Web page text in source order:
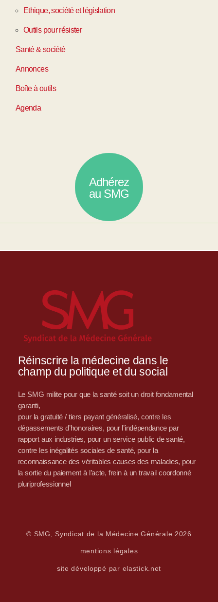
Ethique, société et législation
Outils pour résister
Santé & société
Annonces
Boîte à outils
Agenda
Adhérez
au SMG
Réinscrire la médecine dans le
champ du politique et du social
Le SMG milite pour que la santé soit un droit fondamental
garanti,
pour la gratuité / tiers payant généralisé, contre les
dépassements d’honoraires, pour l’indépendance par
rapport aux industries, pour un service public de santé,
contre les inégalités sociales de santé, pour la
reconnaissance des véritables causes des maladies, pour
la sortie du paiement à l’acte, frein à un travail coordonné
pluriprofessionnel
© SMG, Syndicat de la Médecine Générale 2026
mentions légales
site développé par elastick.net